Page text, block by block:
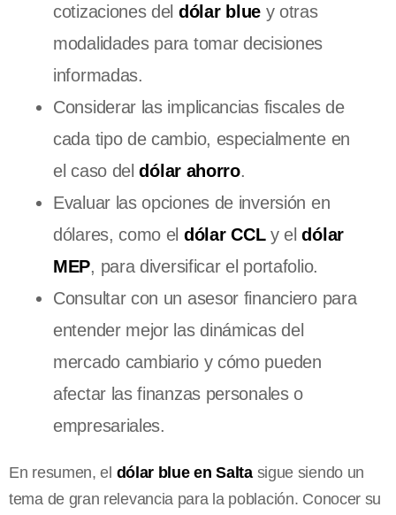
cotizaciones del dólar bluey otras
modalidades para tomar decisiones
informadas.
Considerar las implicancias fiscales de
cada tipo de cambio, especialmente en
el caso deldólar ahorro.
Evaluar las opciones de inversión en
dólares, como el dólar CCLy eldólar
MEP, para diversificar el portafolio.
Consultar con un asesor financiero para
entender mejor las dinámicas del
mercado cambiario y cómo pueden
afectar las finanzas personales o
empresariales.
En resumen, el dólar blue en Saltasigue siendo un
tema de gran relevancia para la población. Conocer su